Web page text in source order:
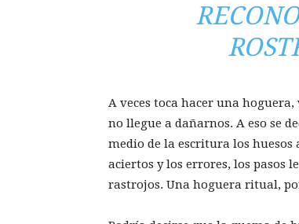
A veces toca hacer una
no llegue a dañarnos. A eso se
medio de la escritura los huesos
aciertos y los errores, los pasos
rastrojos. Una hoguera ritual,